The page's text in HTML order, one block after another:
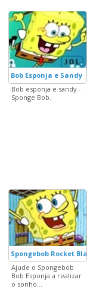
Bob Esponja e Sandy
Bob esponja e sandy -
Sponge Bob.
Spongebob Rocket Blast
Ajude o Spongebob
Bob Esponja a realizar
o sonho...